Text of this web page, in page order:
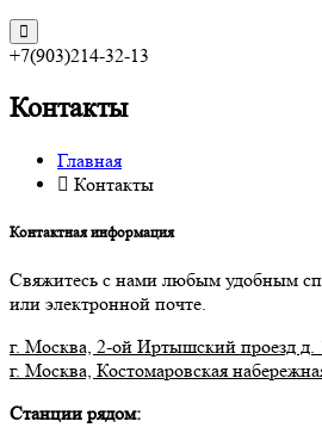
+7(903)214-32-13
Контакты
Главная
Контакты
Контактная информация
Свяжитесь с нами любым удобным
или электронной почте.
г. Москва, 2-ой Иртышский проезд д.
г. Москва, Костомаровская
Станции рядом: